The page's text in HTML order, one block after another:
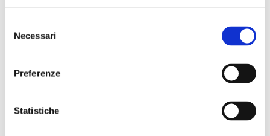
delNecessari
Preferenze
Statistiche
Servizi
minori
Incontri in luogo